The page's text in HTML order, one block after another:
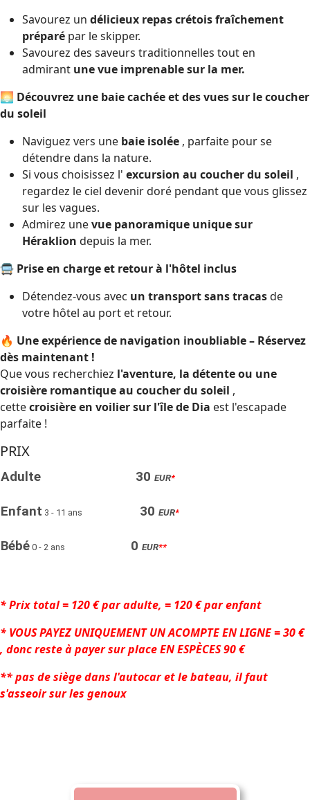
Savourez un délicieux repas crétois fraîchement
préparé par le skipper.
Savourez des saveurs traditionnelles tout en
admirant une vue imprenable sur la mer.
🌅 Découvrez une baie cachée et des vues sur le coucher
du soleil
Naviguez vers une baie isolée , parfaite pour se
détendre dans la nature.
Si vous choisissez l' excursion au coucher du soleil ,
regardez le ciel devenir doré pendant que vous glissez
sur les vagues.
Admirez unevue panoramique unique sur
Héraklion depuis la mer.
🚍 Prise en charge et retour à l'hôtel inclus
Détendez-vous avec un transport sans tracasde
votre hôtel au port et retour.
🔥 Une expérience de navigation inoubliable – Réservez
dès maintenant !
Que vous recherchiez l'aventure, la détente ou une
croisière romantique au coucher du soleil ,
cettecroisière en voilier sur l'île de Dia est l'escapade
parfaite !
PRIX
Adulte 30 EUR*
Enfant 3 - 11 ans 30 EUR*
Bébé 0 - 2 ans 0 EUR**
*Prix total = 120 € par adulte, = 120 € par enfant
* VOUS PAYEZ UNIQUEMENT UN ACOMPTE EN LIGNE = 30 €
, donc reste à payer sur place EN ESPÈCES 90 €
** pas de siège dans l'autocar et le bateau, il faut
s'asseoir sur les genoux